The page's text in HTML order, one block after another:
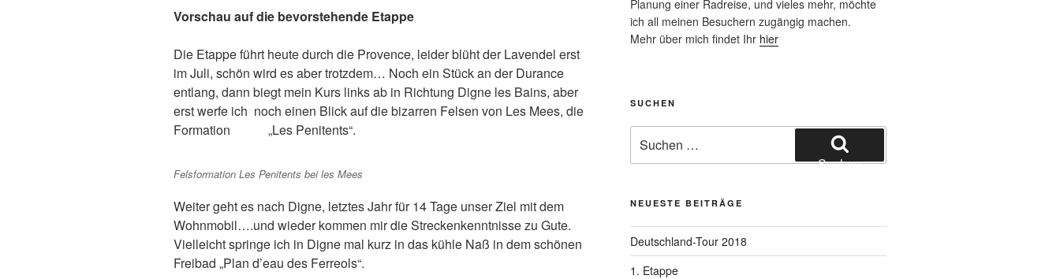
Vorschau auf die bevorstehende Etappe
Die Etappe führt heute durch die Provence, leider blüht der Lavendel erst
im Juli, schön wird es aber trotzdem… Noch ein Stück an der Durance
entlang, dann biegt mein Kurs links ab in Richtung Digne les Bains, aber
erst werfe ich noch einen Blick auf die bizarren Felsen von Les Mees, die
Formation „Les Penitents“.
Felsformation Les Penitents bei les Mees
Weiter geht es nach Digne, letztes Jahr für 14 Tage unser Ziel mit dem
Wohnmobil….und wieder kommen mir die Streckenkenntnisse zu Gute.
Vielleicht springe ich in Digne mal kurz in das kühle Naß in dem schönen
Freibad „Plan d’eau des Ferreols“.
Planung einer Radreise, und vieles mehr, möchte
ich all meinen Besuchern zugängig machen.
Mehr über mich findet Ihr hier
SUCHEN
nach:
Suchen
NEUESTE BEITRÄGE
Deutschland-Tour 2018
1. Etappe